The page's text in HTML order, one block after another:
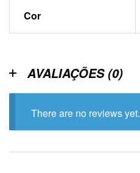
Cor
AVALIAÇÕES (0)
There are no reviews yet.